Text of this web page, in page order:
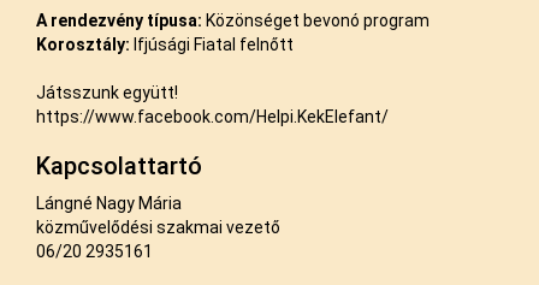
A rendezvény típusa: Közönséget bevonó program
Korosztály: Ifjúsági Fiatal felnőtt
Játsszunk együtt!
https://www.facebook.com/Helpi.KekElefant/
Kapcsolattartó
Lángné Nagy Mária
közművelődési szakmai vezető
06/20 2935161